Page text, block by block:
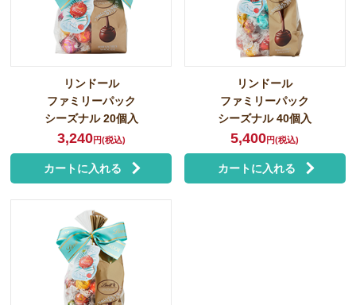
リンドール
ファミリーパック
シーズナル 20個入
3,240円(税込)
カートに入れる
リンドール
ファミリーパック
シーズナル 40個入
5,400円(税込)
カートに入れる